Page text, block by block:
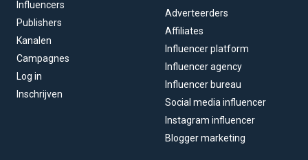
Influencers
Publishers
Kanalen
Campagnes
Log in
Inschrijven
Adverteerders
Affiliates
Influencer platform
Influencer agency
Influencer bureau
Social media influencer
Instagram influencer
Blogger marketing